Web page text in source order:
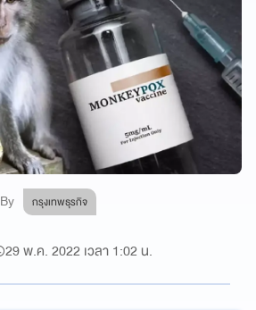
By กรุงเทพธุรกิจ
29 พ.ค. 2022 เวลา 1:02 น.